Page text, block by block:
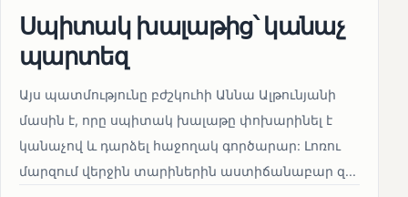
Սպիտակ խալաթից՝ կանաչ
պարտեզ
Այս պատմությունը բժշկուհի Աննա Ալթունյանի
մասին է, որը սպիտակ խալաթը փոխարինել է
կանաչով և դարձել հաջողակ գործարար: Լոռու
մարզում վերջին տարիներին աստիճանաբար զ...